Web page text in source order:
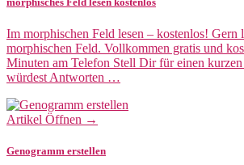
Im morphischen Feld lesen – kostenlos!
morphischen Feld. Vollkommen gratis und
Minuten am Telefon Stell Dir für einen
würdest Antworten …
Artikel Öffnen →
Genogramm erstellen